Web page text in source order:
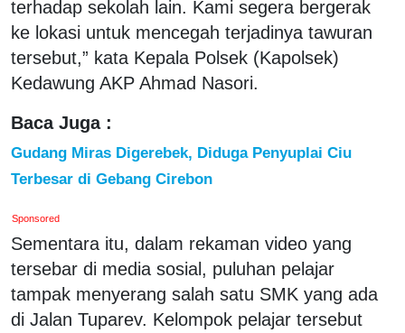
terhadap sekolah lain. Kami segera bergerak
ke lokasi untuk mencegah terjadinya tawuran
tersebut,” kata Kepala Polsek (Kapolsek)
Kedawung AKP Ahmad Nasori.
Baca Juga :
Gudang Miras Digerebek, Diduga Penyuplai Ciu
Terbesar di Gebang Cirebon
Sponsored
Sementara itu, dalam rekaman video yang
tersebar di media sosial, puluhan pelajar
tampak menyerang salah satu SMK yang ada
di Jalan Tuparev. Kelompok pelajar tersebut